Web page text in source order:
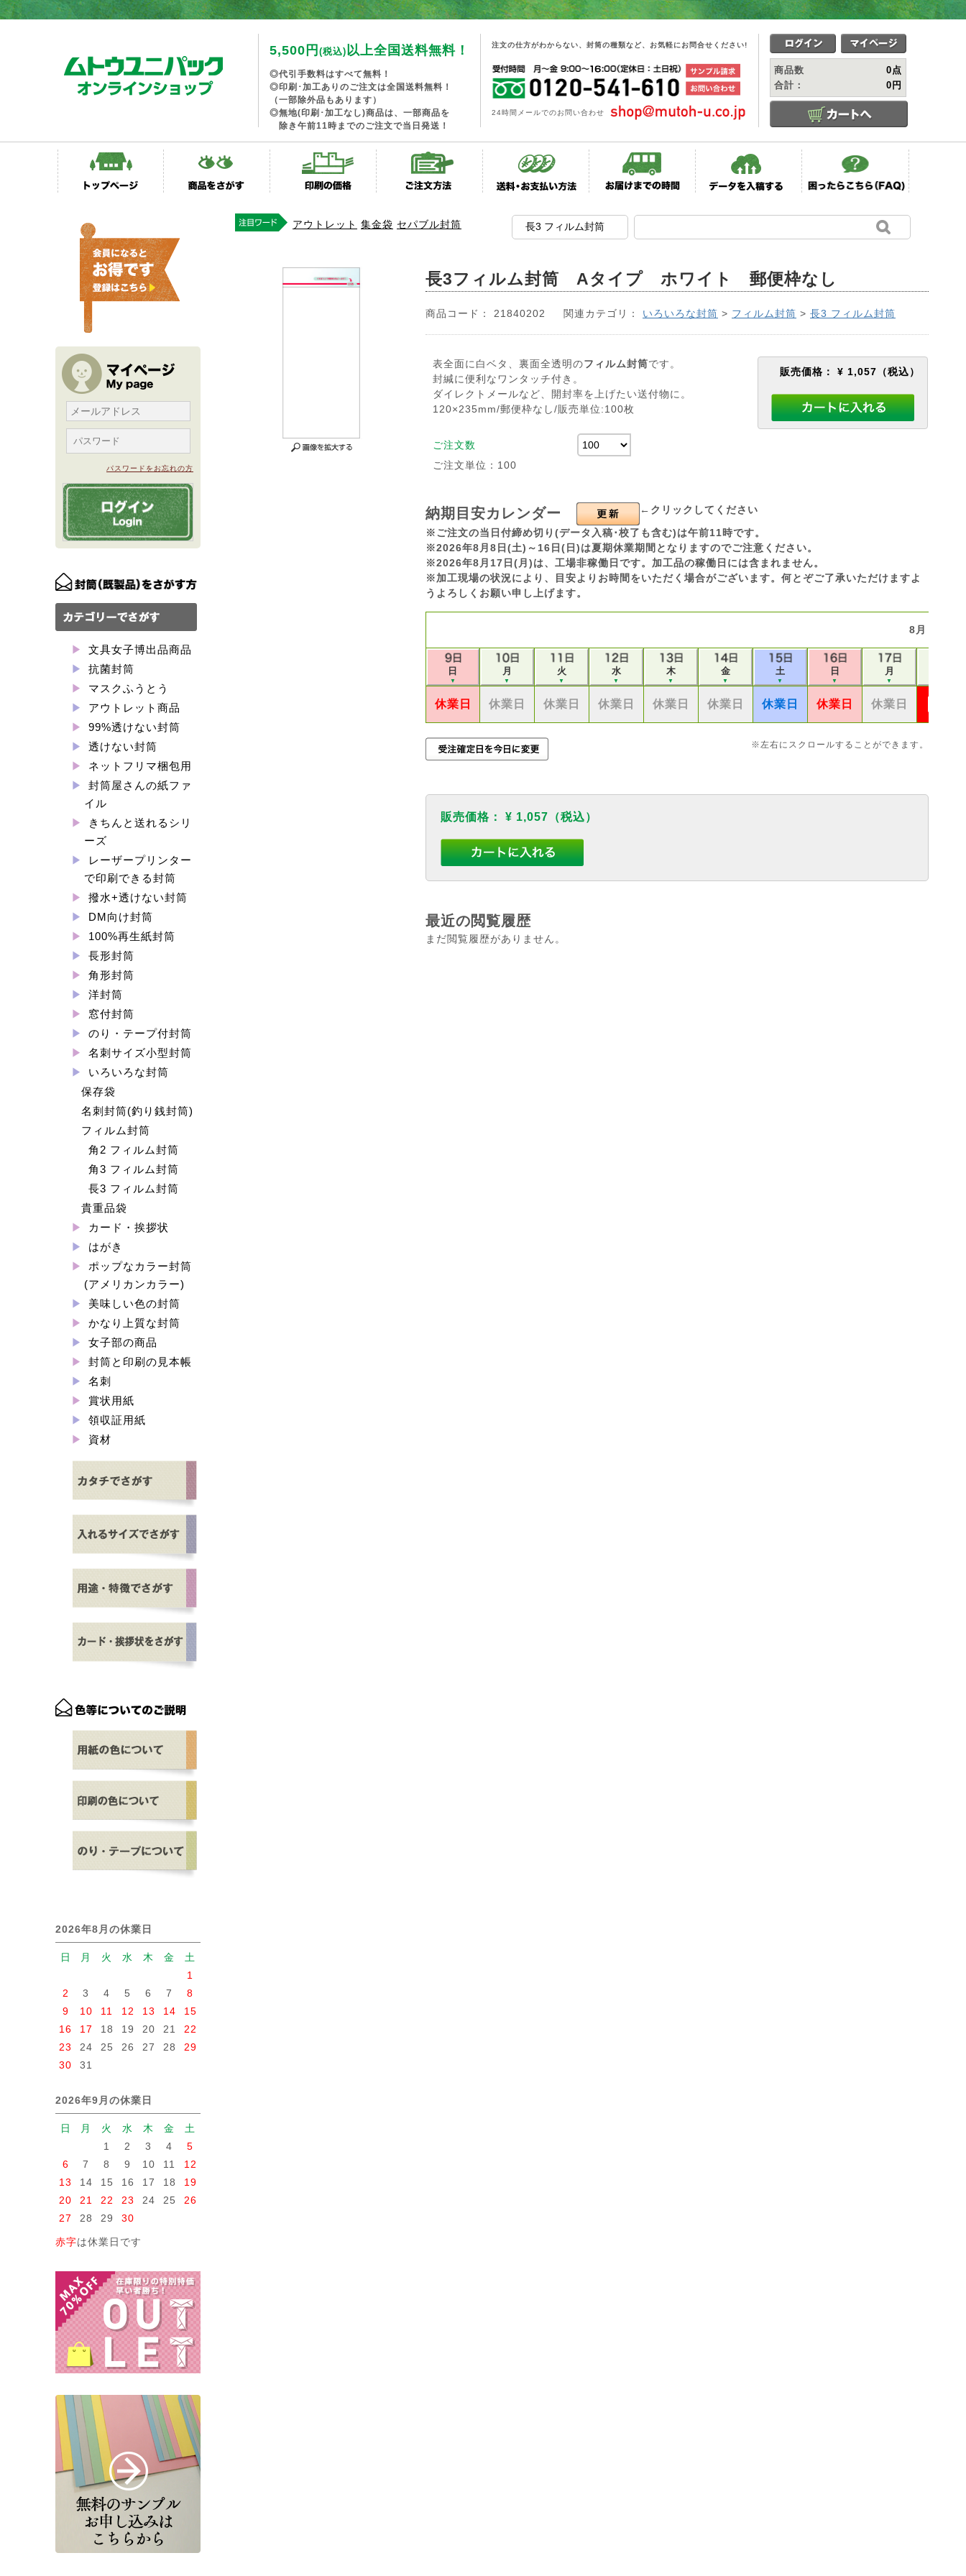
5,500円 (税込)以上全国送料無料！
◎代引手数料はすべて無料！
◎印刷･加工ありのご注文は全国送料無料！
（一部除外品もあります）
◎無地(印刷･加工なし)商品は、一部商品を
除き午前11時までのご注文で当日発送！
注文の仕方がわからない、封筒の種類など、お気軽にお問合せください!
24時間メールでのお問い合わせ
商品数
0点
合計：
0円
パスワードをお忘れの方
文具女子博出品商品
抗菌封筒
マスクふうとう
アウトレット商品
99%透けない封筒
透けない封筒
ネットフリマ梱包用
封筒屋さんの紙ファ
イル
きちんと送れるシリ
ーズ
レーザープリンター
で印刷できる封筒
撥水+透けない封筒
DM向け封筒
100%再生紙封筒
長形封筒
角形封筒
洋封筒
窓付封筒
のり・テープ付封筒
名刺サイズ小型封筒
いろいろな封筒
保存袋
名刺封筒(釣り銭封筒)
フィルム封筒
角2 フィルム封筒
角3 フィルム封筒
長3 フィルム封筒
貴重品袋
カード・挨拶状
はがき
ポップなカラー封筒
(アメリカンカラー)
美味しい色の封筒
かなり上質な封筒
女子部の商品
封筒と印刷の見本帳
名刺
賞状用紙
領収証用紙
資材
2026年8月の休業日
日 月 火 水 木 金
土
1
2
3 4 5 6 7
8
9
10 11 12 13 14
15
16
17 18 19 20 21
22
23
24 25 26 27 28
29
30
31
2026年9月の休業日
日 月 火 水 木 金
土
1
2 3 4
5
6
7 8 9 10 11
12
13
14 15 16 17 18
19
20
21 22 23 24 25
26
27
28 29 30
赤字は休業日です
アウトレット 集金袋 セパブル封筒
長3フィルム封筒 Aタイプ ホワイト 郵便枠なし
商品コード： 21840202 関連カテゴリ： いろいろな封筒 > フィルム封筒 > 長3 フィルム封筒
表全面に白ベタ、裏面全透明のフィルム封筒です。
封緘に便利なワンタッチ付き。
ダイレクトメールなど、開封率を上げたい送付物に。
120×235mm/郵便枠なし/販売単位:100枚
ご注文数
ご注文単位：100
販売価格： ¥ 1,057 （税込）
納期目安カレンダー
←クリックしてください
※ご注文の当日付締め切り(データ入稿･校了も含む)は午前11時です。
※2026年8月8日(土)～16日(日)は夏期休業期間となりますのでご注意ください。
※2026年8月17日(月)は、工場非稼働日です。加工品の稼働日には含まれません。
※加工現場の状況により、目安よりお時間をいただく場合がございます。何とぞご了承いただけますよ
うよろしくお願い申し上げます。
8月
日
▼
月
▼
火
▼
水
▼
木
▼
金
▼
土
▼
日
▼
月
▼
休業日 休業日 休業日 休業日 休業日 休業日 休業日 休業日 休業日
※左右にスクロールすることができます。
販売価格： ¥ 1,057 （税込）
最近の閲覧履歴
まだ閲覧履歴がありません。